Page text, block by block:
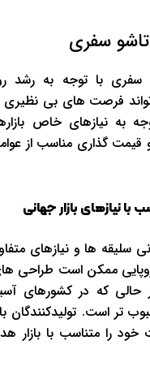
سفری
با توجه به رشد
فرصت‌ های بی‌ نظیری
به نیازهای خاص
گذاری مناسب از
با نیازهای بازار جهانی
سلیقه‌ ها و نیازهای
ممکن است طراحی‌
حالی که در کشورهای
تر است. تولیدکنندگان
خود را متناسب با بازار